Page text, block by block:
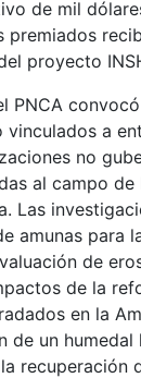
de mil
premiados
proyecto
PNCA
a
no
al campo
Las
amunas para
de
de la
en la
de un humedal
recuperación